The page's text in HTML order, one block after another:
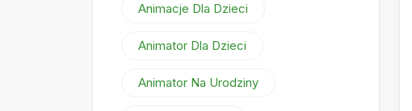
Animacje Dla Dzieci
Animator Dla Dzieci
Animator Na Urodziny